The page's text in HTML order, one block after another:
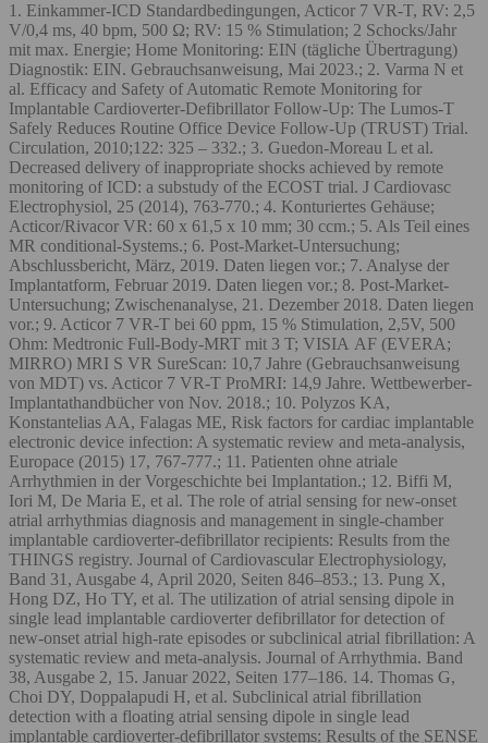
1. Einkammer-ICD Standardbedingungen, Acticor 7 VR-T, RV: 2,5
V/0,4 ms, 40 bpm, 500 Ω; RV: 15 % Stimulation; 2 Schocks/Jahr
mit max. Energie; Home Monitoring: EIN (tägliche Übertragung)
Diagnostik: EIN. Gebrauchsanweisung, Mai 2023.; 2. Varma N et
al. Efficacy and Safety of Automatic Remote Monitoring for
Implantable Cardioverter-Defibrillator Follow-Up: The Lumos-T
Safely Reduces Routine Office Device Follow-Up (TRUST) Trial.
Circulation, 2010;122: 325 – 332.; 3. Guedon-Moreau L et al.
Decreased delivery of inappropriate shocks achieved by remote
monitoring of ICD: a substudy of the ECOST trial. J Cardiovasc
Electrophysiol, 25 (2014), 763-770.; 4. Konturiertes Gehäuse;
Acticor/Rivacor VR: 60 x 61,5 x 10 mm; 30 ccm.; 5. Als Teil eines
MR conditional-Systems.; 6. Post-Market-Untersuchung;
Abschlussbericht, März, 2019. Daten liegen vor.; 7. Analyse der
Implantatform, Februar 2019. Daten liegen vor.; 8. Post-Market-
Untersuchung; Zwischenanalyse, 21. Dezember 2018. Daten liegen
vor.; 9. Acticor 7 VR-T bei 60 ppm, 15 % Stimulation, 2,5V, 500
Ohm: Medtronic Full-Body-MRT mit 3 T; VISIA AF (EVERA;
MIRRO) MRI S VR SureScan: 10,7 Jahre (Gebrauchsanweisung
von MDT) vs. Acticor 7 VR-T ProMRI: 14,9 Jahre. Wettbewerber-
Implantathandbücher von Nov. 2018.; 10. Polyzos KA,
Konstantelias AA, Falagas ME, Risk factors for cardiac implantable
electronic device infection: A systematic review and meta-analysis,
Europace (2015) 17, 767-777.; 11. Patienten ohne atriale
Arrhythmien in der Vorgeschichte bei Implantation.; 12. Biffi M,
Iori M, De Maria E, et al. The role of atrial sensing for new-onset
atrial arrhythmias diagnosis and management in single-chamber
implantable cardioverter-defibrillator recipients: Results from the
THINGS registry. Journal of Cardiovascular Electrophysiology,
Band 31, Ausgabe 4, April 2020, Seiten 846–853.; 13. Pung X,
Hong DZ, Ho TY, et al. The utilization of atrial sensing dipole in
single lead implantable cardioverter defibrillator for detection of
new-onset atrial high-rate episodes or subclinical atrial fibrillation: A
systematic review and meta-analysis. Journal of Arrhythmia. Band
38, Ausgabe 2, 15. Januar 2022, Seiten 177–186. 14. Thomas G,
Choi DY, Doppalapudi H, et al. Subclinical atrial fibrillation
detection with a floating atrial sensing dipole in single lead
implantable cardioverter-defibrillator systems: Results of the SENSE